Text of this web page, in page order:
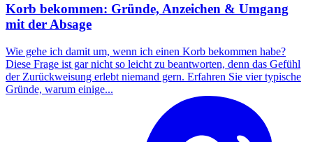
Korb bekommen: Gründe, Anzeichen & Umgang
mit der Absage
Wie gehe ich damit um, wenn ich einen Korb bekommen habe?
Diese Frage ist gar nicht so leicht zu beantworten, denn das Gefühl
der Zurückweisung erlebt niemand gern. Erfahren Sie vier typische
Gründe, warum einige...